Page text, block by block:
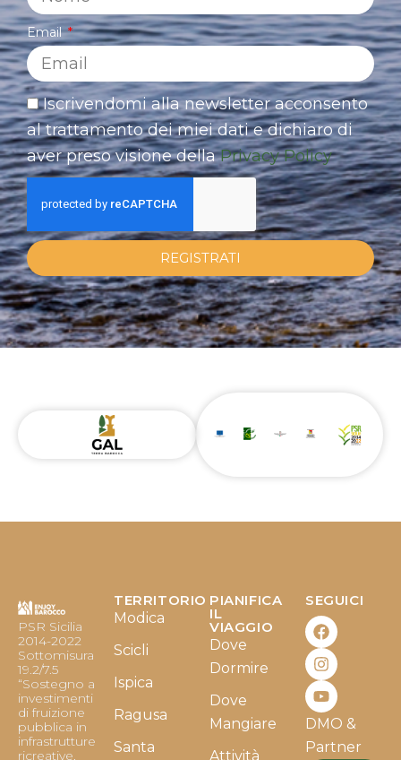
Email
Iscrivendomi alla newsletter acconsento
al trattamento dei miei dati e dichiaro di
aver preso visione dellaPrivacy Policy
REGISTRATI
PSR Sicilia
2014-2022
Sottomisura
19.2/7.5
“Sostegno a
investimenti
di fruizione
pubblica in
infrastrutture
ricreative,
TERRITORIO
Modica
Scicli
Ispica
Ragusa
Santa
PIANIFICA
IL
VIAGGIO
Dove
Dormire
Dove
Mangiare
Attività
SEGUICI
F
a
c
e
b
o
o
k
I
n
s
t
a
g
r
a
m
Y
o
u
t
u
b
e
DMO &
Partner